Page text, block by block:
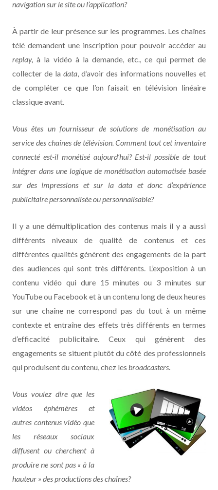
navigation sur le site ou l’application?
À partir de leur présence sur les programmes. Les chaînes
télé demandent une inscription pour pouvoir accéder au
replay, à la vidéo à la demande, etc., ce qui permet de
collecter de la data , d’avoir des informations nouvelles et
de compléter ce que l’on faisait en télévision linéaire
classique avant.
Vous êtes un fournisseur de solutions de monétisation au
service des chaînes de télévision. Comment tout cet inventaire
connecté est-il monétisé aujourd’hui? Est-il possible de tout
intégrer dans une logique de monétisation automatisée basée
sur des impressions et sur la data et donc d’expérience
publicitaire personnalisée ou personnalisable?
Il y a une démultiplication des contenus mais il y a aussi
différents niveaux de qualité de contenus et ces
différentes qualités génèrent des engagements de la part
des audiences qui sont très différents. L’exposition à un
contenu vidéo qui dure 15 minutes ou 3 minutes sur
YouTube ou Facebook et à un contenu long de deux heures
sur une chaîne ne correspond pas du tout à un même
contexte et entraîne des effets très différents en termes
d’efficacité publicitaire. Ceux qui génèrent des
engagements se situent plutôt du côté des professionnels
qui produisent du contenu, chez les broadcasters
Vous voulez dire que les
vidéos éphémères et
autres contenus vidéo que
les réseaux sociaux
diffusent ou cherchent à
produire ne sont pas « à la
hauteur » des productions des chaînes?